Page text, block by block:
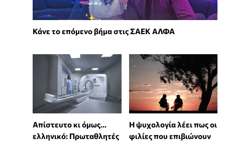
Κάνε το επόμενο βήμα στις ΣΑΕΚ ΑΛΦΑ
Απίστευτο κι όμως...
ελληνικό: Πρωταθλητές
⁠Η ψυχολογία λέει πως οι
φιλίες που επιβιώνουν